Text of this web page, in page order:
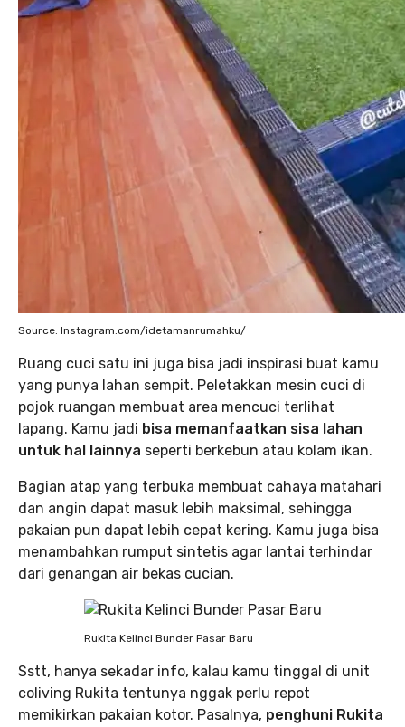
Source: Instagram.com/idetamanrumahku/
Ruang cuci satu ini juga bisa jadi inspirasi buat kamu
yang punya lahan sempit. Peletakkan mesin cuci di
pojok ruangan membuat area mencuci terlihat
lapang. Kamu jadi bisa memanfaatkan sisa lahan
untuk hal lainnya seperti berkebun atau kolam ikan.
Bagian atap yang terbuka membuat cahaya matahari
dan angin dapat masuk lebih maksimal, sehingga
pakaian pun dapat lebih cepat kering. Kamu juga bisa
menambahkan rumput sintetis agar lantai terhindar
dari genangan air bekas cucian.
Rukita Kelinci Bunder Pasar Baru
Sstt, hanya sekadar info, kalau kamu tinggal di unit
coliving Rukita tentunya nggak perlu repot
memikirkan pakaian kotor. Pasalnya, penghuni Rukita